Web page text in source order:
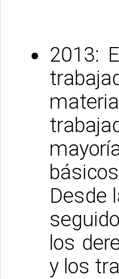
2013:
Desde
los
y los